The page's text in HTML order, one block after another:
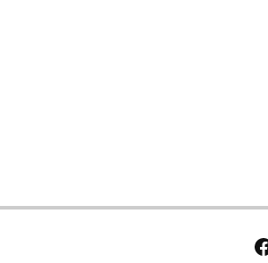
fb